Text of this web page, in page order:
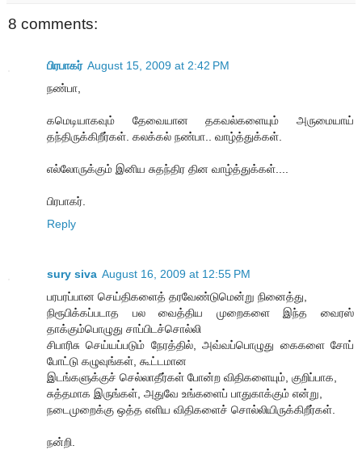
8 comments:
பிரபாகர் August 15, 2009 at 2:42 PM
நண்பா,
கமெடியாகவும் தேவையான தகவல்களையும் அருமையாய்
தந்திருக்கிறீர்கள். கலக்கல் நண்பா.. வாழ்த்துக்கள்.
எல்லோருக்கும் இனிய சுதந்திர தின வாழ்த்துக்கள்....
பிரபாகர்.
Reply
sury siva August 16, 2009 at 12:55 PM
பரபரப்பான செய்திகளைத் தரவேண்டுமென்று நினைத்து,
நிரூபிக்கப்படாத பல வைத்திய முறைகளை இந்த வைரஸ்
தாக்கும்பொழுது சாப்பிடச்சொல்லி
சிபாரிசு செய்யப்படும் நேரத்தில், அவ்வப்பொழுது கைகளை சோப்
போட்டு கழுவுங்கள், கூட்டமான
இடங்களுக்குச் செல்லாதீர்கள் போன்ற விதிகளையும், குறிப்பாக,
சுத்தமாக இருங்கள், அதுவே உங்களைப் பாதுகாக்கும் என்று,
நடைமுறைக்கு ஒத்த எளிய விதிகளைச் சொல்லியிருக்கிறீர்கள்.
நன்றி.